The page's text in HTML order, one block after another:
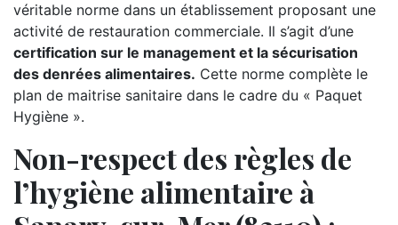
véritable norme dans un établissement proposant une
activité de restauration commerciale. Il s’agit d’une
certification sur le management et la sécurisation
des denrées alimentaires. Cette norme complète le
plan de maitrise sanitaire dans le cadre du « Paquet
Hygiène ».
Non-respect des règles de
l’hygiène alimentaire à